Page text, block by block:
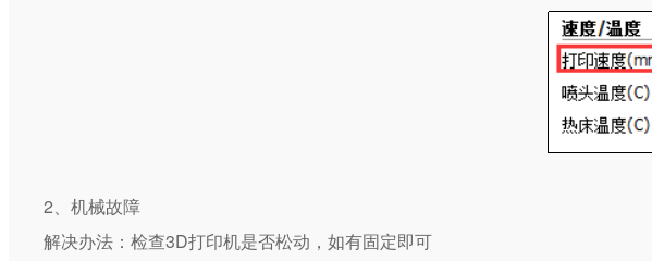
2、机械故障
解决办法：检查3D打印机是否松动，如有固定即可